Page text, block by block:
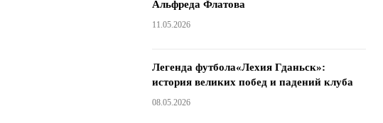
Альфреда Флатова
11.05.2026
Легенда футбола«Лехия Гданьск»:
история великих побед и падений клуба
08.05.2026